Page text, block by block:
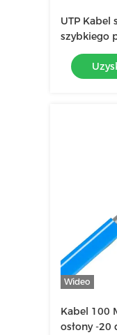
UTP
szybkiego
Wideo
Kabel 100
osłony -20